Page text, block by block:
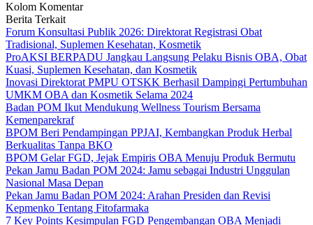
Kolom Komentar
Berita Terkait
Forum Konsultasi Publik 2026: Direktorat Registrasi Obat
Tradisional, Suplemen Kesehatan, Kosmetik
ProAKSI BERPADU Jangkau Langsung Pelaku Bisnis OBA, Obat
Kuasi, Suplemen Kesehatan, dan Kosmetik
Inovasi Direktorat PMPU OTSKK Berhasil Dampingi Pertumbuhan
UMKM OBA dan Kosmetik Selama 2024
Badan POM Ikut Mendukung Wellness Tourism Bersama
Kemenparekraf
BPOM Beri Pendampingan PPJAI, Kembangkan Produk Herbal
Berkualitas Tanpa BKO
BPOM Gelar FGD, Jejak Empiris OBA Menuju Produk Bermutu
Pekan Jamu Badan POM 2024: Jamu sebagai Industri Unggulan
Nasional Masa Depan
Pekan Jamu Badan POM 2024: Arahan Presiden dan Revisi
Kepmenko Tentang Fitofarmaka
7 Key Points Kesimpulan FGD Pengembangan OBA Menjadi